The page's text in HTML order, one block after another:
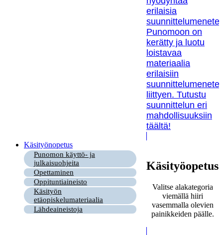
erilaisia
Punomoon on
kerätty ja luotu
loistavaa
materiaalia
erilaisiin
liittyen. Tutustu
suunnittelun eri
mahdollisuuksiin
täältä!
Käsityönopetus
Punomon käyttö- ja
julkaisuohjeita
Opettaminen
Oppituntiaineisto
Käsityön
etäopiskelumateriaalia
Lähdeaineistoja
Käsityöopetus
Valitse alakategoria
viemällä hiiri
vasemmalla olevien
painikkeiden päälle.